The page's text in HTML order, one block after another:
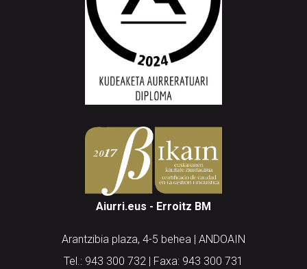
Aiurri.eus - Erroitz BM
Arantzibia plaza, 4-5 behea | ANDOAIN
Tel.: 943 300 732 | Faxa: 943 300 731